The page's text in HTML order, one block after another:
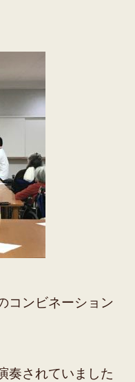
コンビネーション
奏されていました